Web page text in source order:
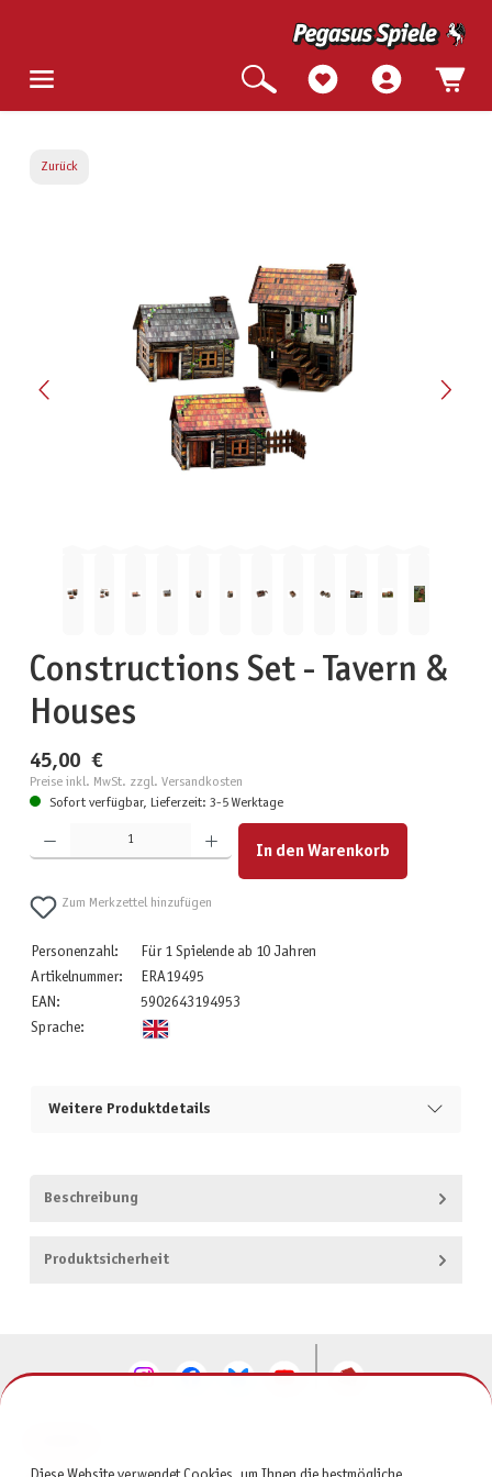
Zurück
Constructions Set - Tavern &
Houses
45,00 €
Preise inkl. MwSt. zzgl. Versandkosten
Sofort verfügbar, Lieferzeit: 3-5 Werktage
Produkt Anzahl: Gib den gewünschten Wert ein oder benutze die Schaltflächen um die Anzahl zu
In den Warenkorb
Zum Merkzettel hinzufügen
Personenzahl:
Für 1 Spielende ab 10 Jahren
Artikelnummer:
ERA19495
EAN:
5902643194953
Sprache:
Weitere Produktdetails
Beschreibung
Produktsicherheit